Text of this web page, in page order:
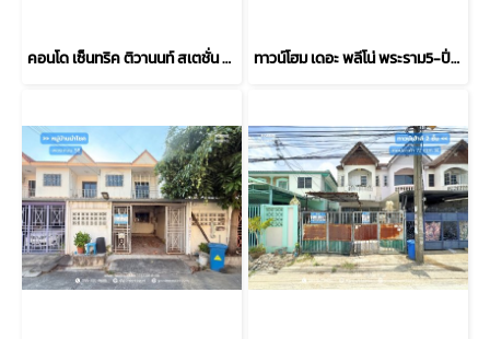
คอนโด เซ็นทริค ติวานนท์ สเตชั่น ชั้น 27 (ขนาด 32.33 ตร.ม.) ห้องพร้อมอยู่ ใกล้รถไฟฟ้า MRT สถานีแยกติวานนท์ 200 เมตร เมืองนนทบุรี: Centric Tiwanon Station ทาวน์โฮม เดอะ พลีโน่ พระราม5-ปิ่นเกล้า (หลังมุม 31 ตร.ว.) ถ.บางกรวย-ไทรน้อย นนทบุรี : Pleno Rama 5 - Pinklao